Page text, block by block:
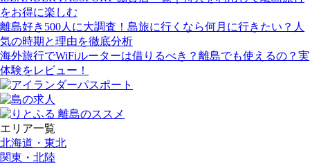
をお得に楽しむ
離島好き500人に大調査！島旅に行くなら何月に行きたい？人
気の時期と理由を徹底分析
海外旅行でWiFiルーターは借りるべき？離島でも使えるの？実
体験をレビュー！
エリア一覧
北海道・東北
関東・北陸